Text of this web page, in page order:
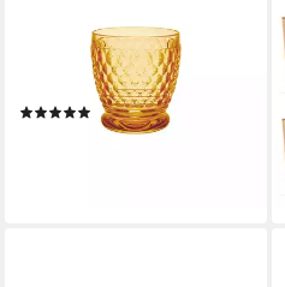
1-tlg., Glas, Kristallglas,
spülmaschinenfest, Made in
(9)